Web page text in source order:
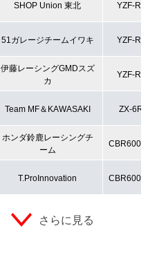
SHOP Union 東北 YZF-R6
51ガレージチームイワキ YZF-R6
伊藤レーシングGMDスズ
カ
YZF-R6
Team MF＆KAWASAKI ZX-6R
ホンダ鈴鹿レーシングチ
ーム
T.ProInnovation
さらに見る